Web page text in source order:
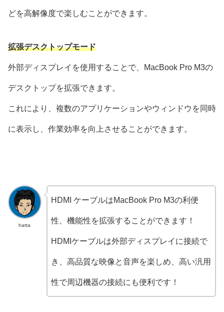
どを高解像度で楽しむことができます。
拡張デスクトップモード
外部ディスプレイを使用することで、MacBook Pro M3の
デスクトップを拡張できます。
これにより、複数のアプリケーションやウィンドウを同時
に表示し、作業効率を向上させることができます。
hatta
HDMI ケーブルはMacBook Pro M3の利便
性、機能性を拡張することができます！
HDMIケーブルは外部ディスプレイに接続で
き、高品質な映像と音声を楽しめ、高い汎用
性で周辺機器の接続にも便利です！